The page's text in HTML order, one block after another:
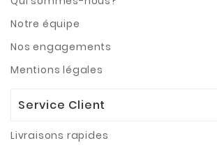
Notre équipe
Nos engagements
Mentions légales
Service Client
Livraisons rapides